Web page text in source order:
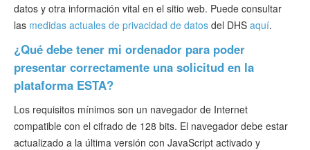
datos y otra información vital en el sitio web. Puede consultar
las medidas actuales de privacidad de datos del DHS aquí.
¿Qué debe tener mi ordenador para poder
presentar correctamente una solicitud en la
plataforma ESTA?
Los requisitos mínimos son un navegador de Internet
compatible con el cifrado de 128 bits. El navegador debe estar
actualizado a la última versión con JavaScript activado y